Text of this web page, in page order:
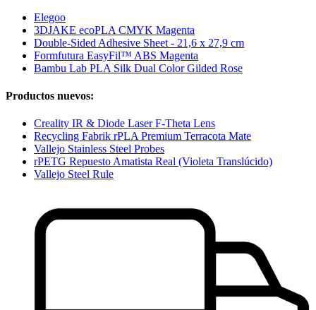
Elegoo
3DJAKE ecoPLA CMYK Magenta
Double-Sided Adhesive Sheet - 21,6 x 27,9 cm
Formfutura EasyFil™ ABS Magenta
Bambu Lab PLA Silk Dual Color Gilded Rose
Productos nuevos:
Creality IR & Diode Laser F-Theta Lens
Recycling Fabrik rPLA Premium Terracota Mate
Vallejo Stainless Steel Probes
rPETG Repuesto Amatista Real (Violeta Translúcido)
Vallejo Steel Rule